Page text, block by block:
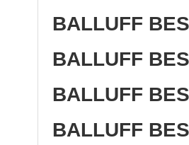
BALLUFF
BALLUFF
BALLUFF
BALLUFF